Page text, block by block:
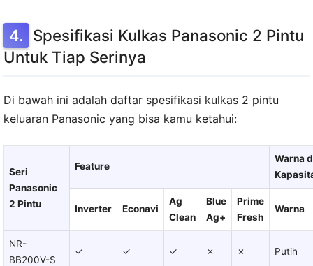
Spesifikasi Kulkas Panasonic 2 Pintu
Untuk Tiap Serinya
Di bawah ini adalah daftar spesifikasi kulkas 2 pintu
keluaran Panasonic yang bisa kamu ketahui:
Seri
Panasonic
2 Pintu
Feature
Warna
Inverter Econavi
Ag
Clean
Blue
Ag+
Prime
Fresh
Warna
NR-
BB200V-S
✓ ✓ ✓ ✗ ✗ Putih